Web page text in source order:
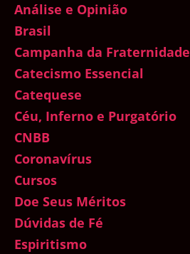
Análise e Opinião
Brasil
Campanha da Fraternidade
Catecismo Essencial
Catequese
Céu, Inferno e Purgatório
CNBB
Coronavírus
Cursos
Doe Seus Méritos
Dúvidas de Fé
Espiritismo